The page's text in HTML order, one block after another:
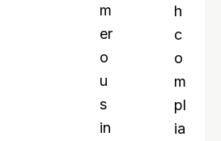
m
er
o
u
s
in
h
c
o
m
pl
ia